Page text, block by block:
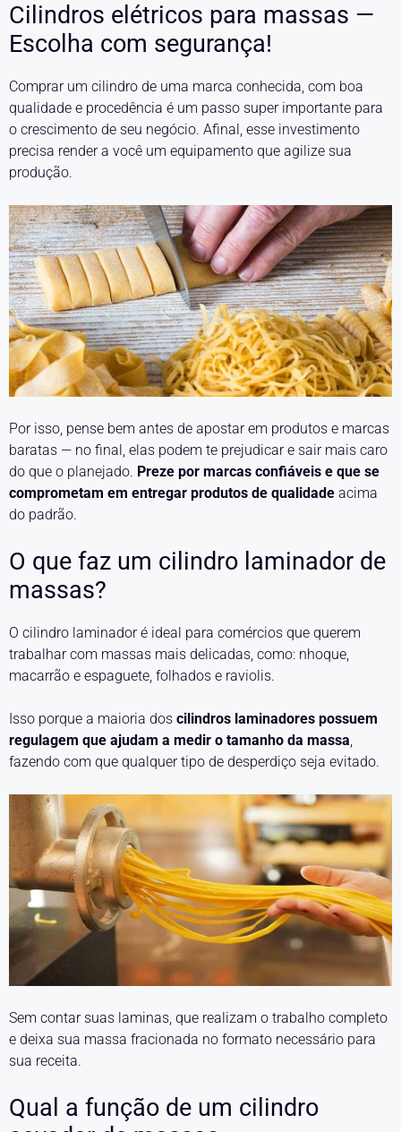
Cilindros elétricos para massas —
Escolha com segurança!
Comprar um cilindro de uma marca conhecida, com boa
qualidade e procedência é um passo super importante para
o crescimento de seu negócio. Afinal, esse investimento
precisa render a você um equipamento que agilize sua
produção.
Por isso, pense bem antes de apostar em produtos e marcas
baratas — no final, elas podem te prejudicar e sair mais caro
do que o planejado. Preze por marcas confiáveis e que se
comprometam em entregar produtos de qualidade acima
do padrão.
O que faz um cilindro laminador de
massas?
O cilindro laminador é ideal para comércios que querem
trabalhar com massas mais delicadas, como: nhoque,
macarrão e espaguete, folhados e raviolis.
Isso porque a maioria dos cilindros laminadores possuem
regulagem que ajudam a medir o tamanho da massa,
fazendo com que qualquer tipo de desperdiço seja evitado.
Sem contar suas laminas, que realizam o trabalho completo
e deixa sua massa fracionada no formato necessário para
sua receita.
Qual a função de um cilindro